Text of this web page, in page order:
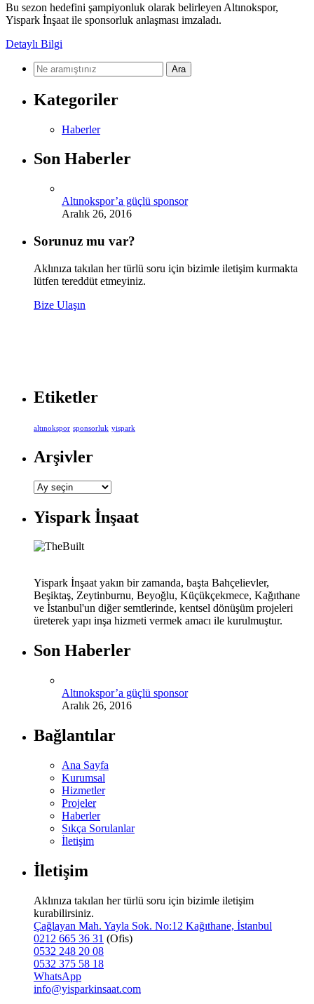
Bu sezon hedefini şampiyonluk olarak belirleyen Altınokspor,
Yispark İnşaat ile sponsorluk anlaşması imzaladı.
Detaylı Bilgi
Kategoriler
Haberler
Son Haberler
Altınokspor’a güçlü sponsor
Aralık 26, 2016
Sorunuz mu var?
Aklınıza takılan her türlü soru için bizimle iletişim kurmakta
lütfen tereddüt etmeyiniz.
Bize Ulaşın
Etiketler
altınokspor sponsorluk yispark
Arşivler
Arşivler
Yispark İnşaat
Yispark İnşaat yakın bir zamanda, başta Bahçelievler,
Beşiktaş, Zeytinburnu, Beyoğlu, Küçükçekmece, Kağıthane
ve İstanbul'un diğer semtlerinde, kentsel dönüşüm projeleri
üreterek yapı inşa hizmeti vermek amacı ile kurulmuştur.
Son Haberler
Altınokspor’a güçlü sponsor
Aralık 26, 2016
Bağlantılar
Ana Sayfa
Kurumsal
Hizmetler
Projeler
Haberler
Sıkça Sorulanlar
İletişim
İletişim
Aklınıza takılan her türlü soru için bizimle iletişim
kurabilirsiniz.
Çağlayan Mah. Yayla Sok. No:12 Kağıthane, İstanbul
0212 665 36 31 (Ofis)
0532 248 20 08
0532 375 58 18
WhatsApp
info@yisparkinsaat.com